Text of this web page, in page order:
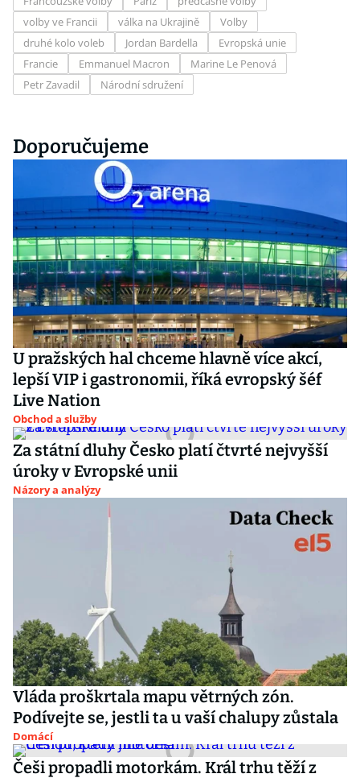
volby ve Francii
válka na Ukrajině
Volby
druhé kolo voleb
Jordan Bardella
Evropská unie
Francie
Emmanuel Macron
Marine Le Penová
Petr Zavadil
Národní sdružení
Doporučujeme
U pražských hal chceme hlavně více akcí,
lepší VIP i gastronomii, říká evropský šéf
Live Nation
Obchod a služby
Za státní dluhy Česko platí čtvrté nejvyšší
úroky v Evropské unii
Názory a analýzy
Vláda proškrtala mapu větrných zón.
Podívejte se, jestli ta u vaší chalupy zůstala
Domácí
Češi propadli motorkám. Král trhu těží z